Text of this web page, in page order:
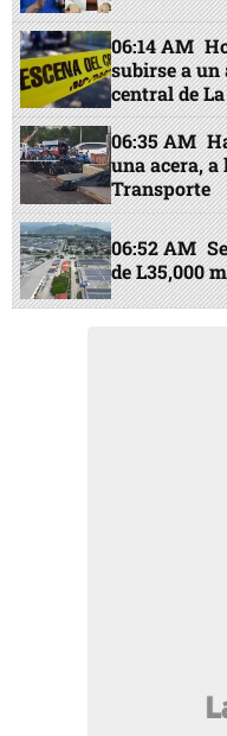
06:14 AM
subirse a
central de
06:35 AM
una acera,
Transporte
06:52 AM
de L35,000